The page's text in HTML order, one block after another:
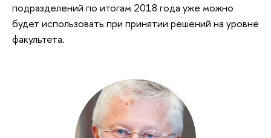
подразделений по итогам 2018 года уже можно
будет использовать при принятии решений на уровне
факультета.